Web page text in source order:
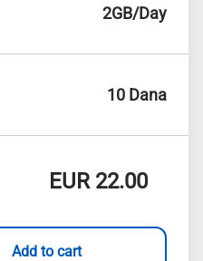
2GB/Day
10 Dana
EUR22.00
Add to cart